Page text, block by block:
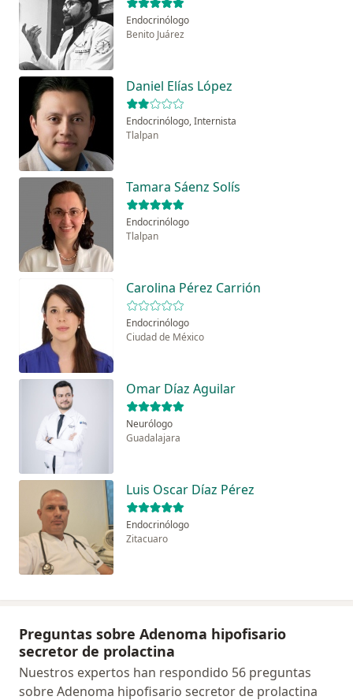
Endocrinólogo
Benito Juárez
Daniel Elías López
Endocrinólogo, Internista
Tlalpan
Tamara Sáenz Solís
Endocrinólogo
Tlalpan
Carolina Pérez Carrión
Endocrinólogo
Ciudad de México
Omar Díaz Aguilar
Neurólogo
Guadalajara
Luis Oscar Díaz Pérez
Endocrinólogo
Zitacuaro
Preguntas sobre Adenoma hipofisario
secretor de prolactina
Nuestros expertos han respondido 56 preguntas
sobre Adenoma hipofisario secretor de prolactina